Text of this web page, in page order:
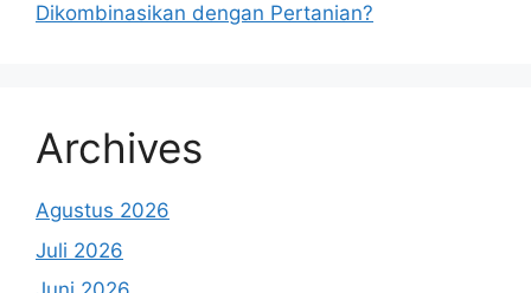
Dikombinasikan dengan Pertanian?
Archives
Agustus 2026
Juli 2026